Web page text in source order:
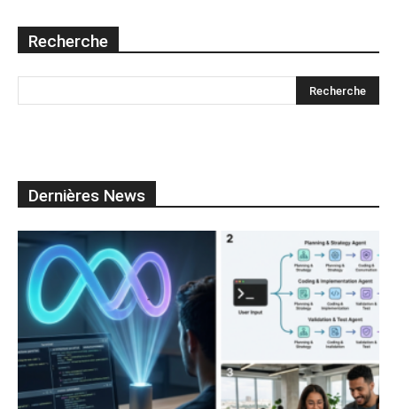
Recherche
Dernières News